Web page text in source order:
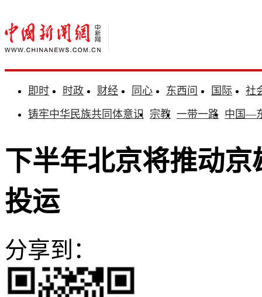
即时 时政 财经 同心 东西问 国际
社
铸牢中华民族共同体意识 宗教 一带一路 中国—
下半年北京将推动
投运
分享到：